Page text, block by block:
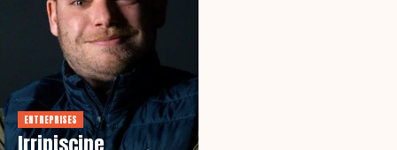
ENTREPRISES
Irripiscine